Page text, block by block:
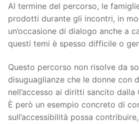
Al termine del percorso, le
prodotti durante gli incontri, in
un’occasione di dialogo anche a
questi temi è spesso difficile o
Questo percorso non risolve da
disuguaglianze che le donne con
nell’accesso ai diritti sancito dalla
È però un esempio concreto di
sull’accessibilità possa